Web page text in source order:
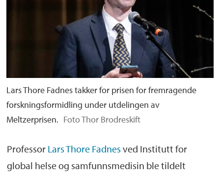
Lars Thore Fadnes takker for prisen for fremragende
forskningsformidling under utdelingen av
Meltzerprisen. Foto Thor Brodreskift
Professor Lars Thore Fadnes ved Institutt for
global helse og samfunnsmedisin ble tildelt